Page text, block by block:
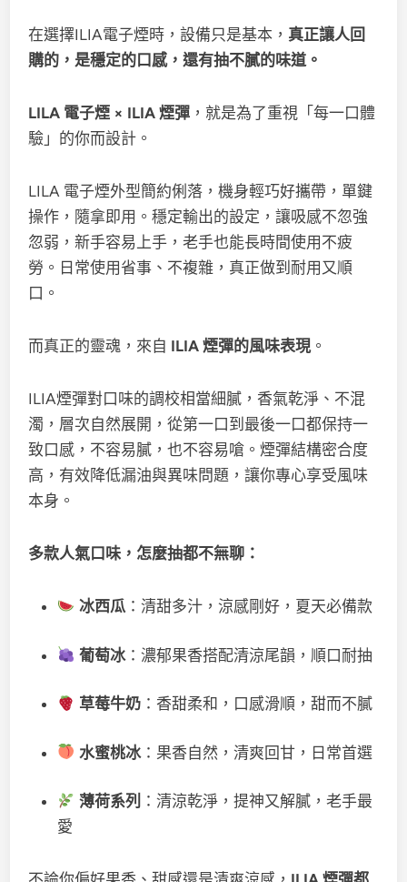
在選擇ILIA電子煙時，設備只是基本， 真正讓人回
購的，是穩定的口感，還有抽不膩的味道。
LILA 電子煙 × ILIA 煙彈 ，就是為了重視「每一口體
驗」的你而設計。
LILA 電子煙外型簡約俐落，機身輕巧好攜帶，單鍵
操作，隨拿即用。穩定輸出的設定，讓吸感不忽強
忽弱，新手容易上手，老手也能長時間使用不疲
勞。日常使用省事、不複雜，真正做到耐用又順
口。
而真正的靈魂，來自 ILIA 煙彈的風味表現。
ILIA煙彈對口味的調校相當細膩，香氣乾淨、不混
濁，層次自然展開，從第一口到最後一口都保持一
致口感，不容易膩，也不容易嗆。煙彈結構密合度
高，有效降低漏油與異味問題，讓你專心享受風味
本身。
多款人氣口味，怎麼抽都不無聊：
冰西瓜：清甜多汁，涼感剛好，夏天必備款
葡萄冰：濃郁果香搭配清涼尾韻，順口耐抽
草莓牛奶：香甜柔和，口感滑順，甜而不膩
水蜜桃冰：果香自然，清爽回甘，日常首選
薄荷系列 ：清涼乾淨，提神又解膩，老手最
愛